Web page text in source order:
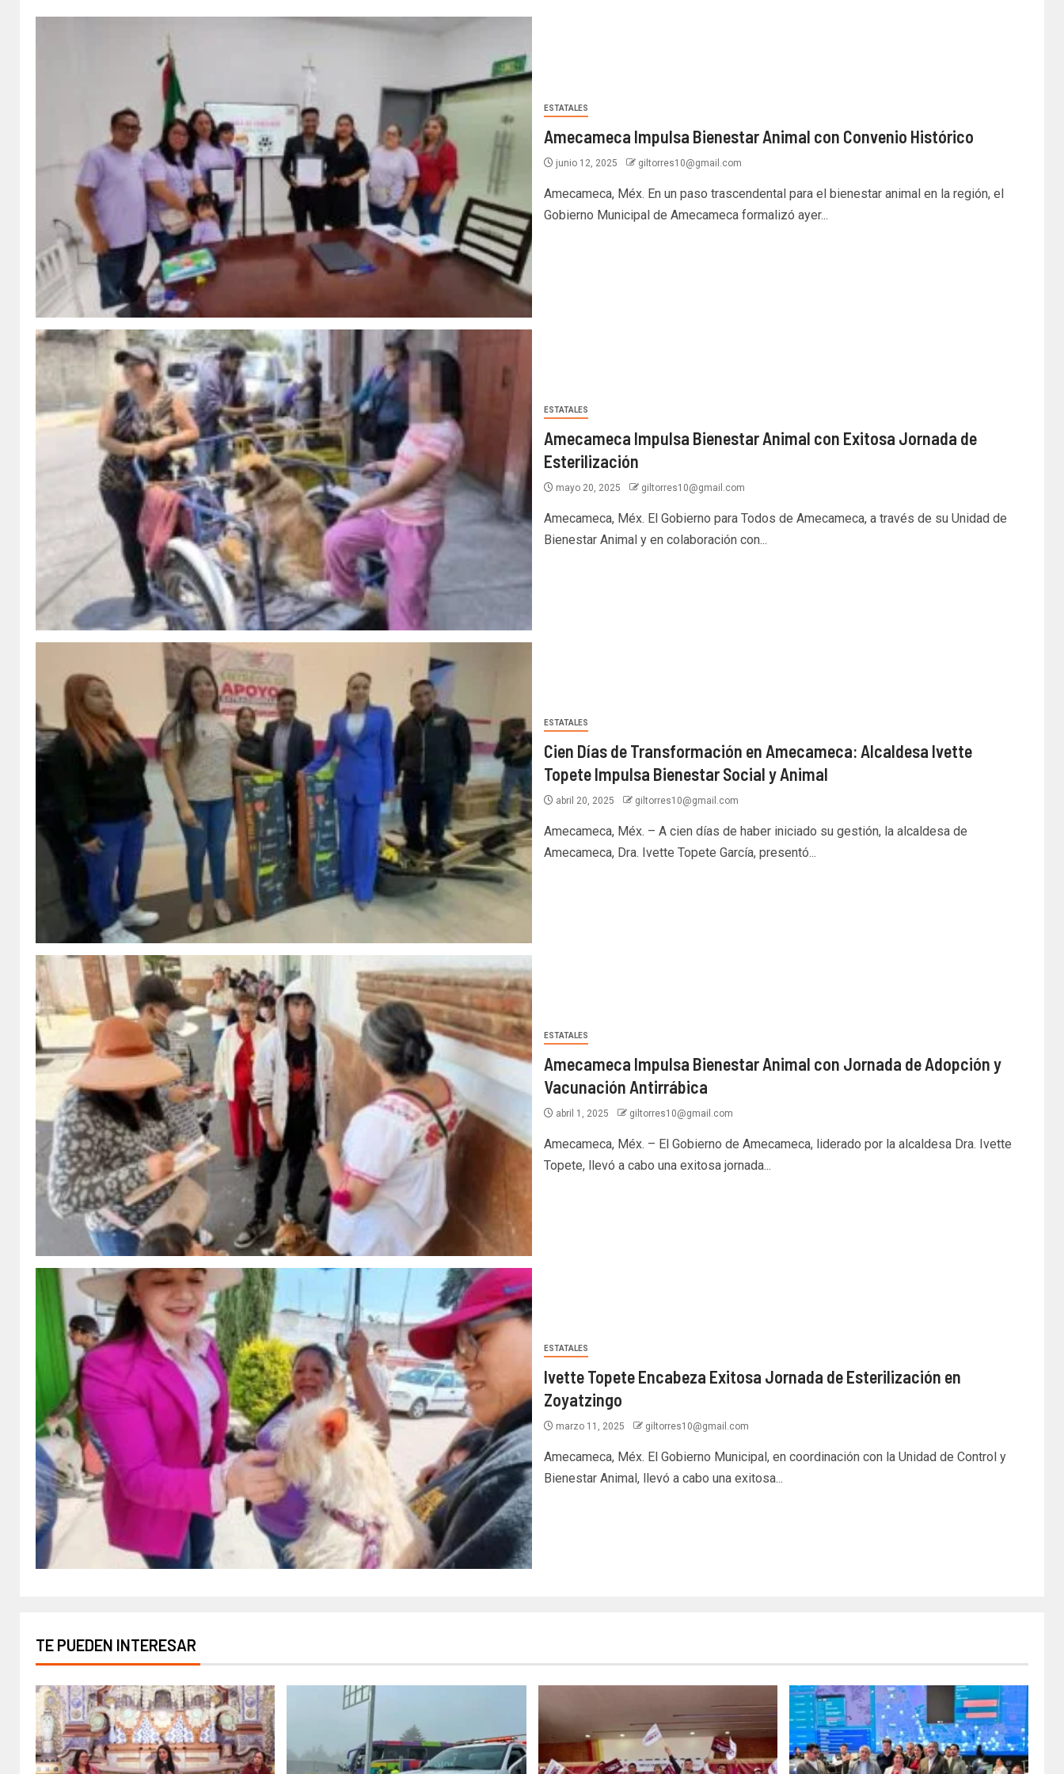
ESTATALES
Amecameca Impulsa Bienestar Animal con Convenio Histórico
junio 12, 2025 giltorres10@gmail.com
Amecameca, Méx. En un paso trascendental para el bienestar animal en la región, el
Gobierno Municipal de Amecameca formalizó ayer...
ESTATALES
Amecameca Impulsa Bienestar Animal con Exitosa Jornada de
Esterilización
mayo 20, 2025 giltorres10@gmail.com
Amecameca, Méx. El Gobierno para Todos de Amecameca, a través de su Unidad de
Bienestar Animal y en colaboración con...
ESTATALES
Cien Días de Transformación en Amecameca: Alcaldesa Ivette
Topete Impulsa Bienestar Social y Animal
abril 20, 2025 giltorres10@gmail.com
Amecameca, Méx. – A cien días de haber iniciado su gestión, la alcaldesa de
Amecameca, Dra. Ivette Topete García, presentó...
ESTATALES
Amecameca Impulsa Bienestar Animal con Jornada de Adopción y
Vacunación Antirrábica
abril 1, 2025 giltorres10@gmail.com
Amecameca, Méx. – El Gobierno de Amecameca, liderado por la alcaldesa Dra. Ivette
Topete, llevó a cabo una exitosa jornada...
ESTATALES
Ivette Topete Encabeza Exitosa Jornada de Esterilización en
Zoyatzingo
marzo 11, 2025 giltorres10@gmail.com
Amecameca, Méx. El Gobierno Municipal, en coordinación con la Unidad de Control y
Bienestar Animal, llevó a cabo una exitosa...
TE PUEDEN INTERESAR